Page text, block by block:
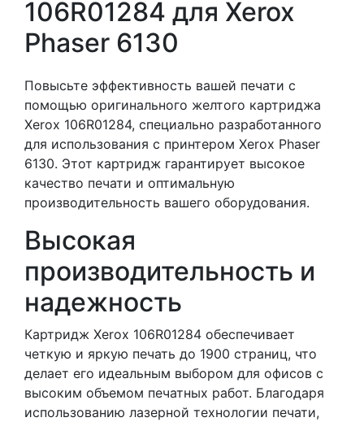
106R01284 для Xerox
Phaser 6130
Повысьте эффективность вашей печати с
помощью оригинального желтого картриджа
Xerox 106R01284, специально разработанного
для использования с принтером Xerox Phaser
6130. Этот картридж гарантирует высокое
качество печати и оптимальную
производительность вашего оборудования.
Высокая
производительность и
надежность
Картридж Xerox 106R01284 обеспечивает
четкую и яркую печать до 1900 страниц, что
делает его идеальным выбором для офисов с
высоким объемом печатных работ. Благодаря
использованию лазерной технологии печати,